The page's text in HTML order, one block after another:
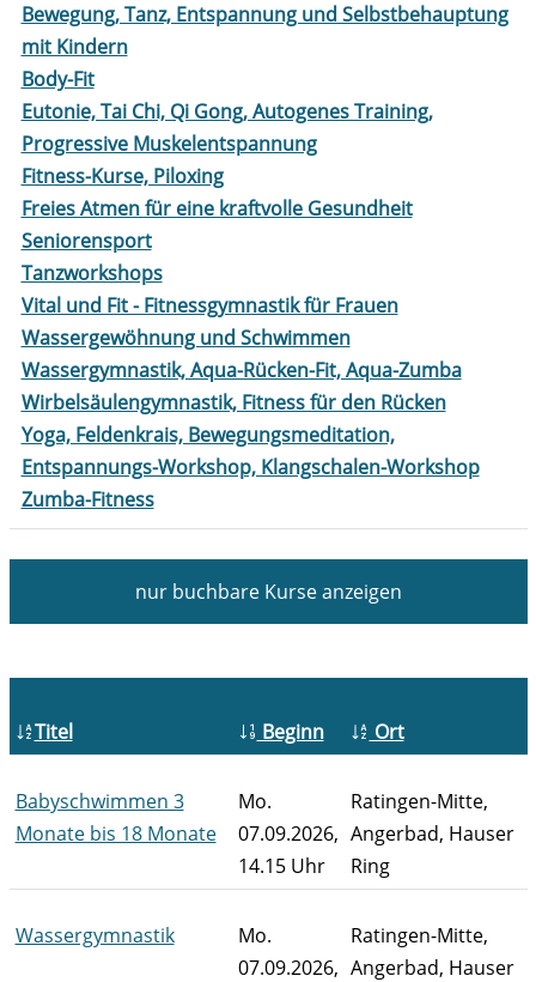
Bewegung, Tanz, Entspannung und Selbstbehauptung
mit Kindern
Body-Fit
Eutonie, Tai Chi, Qi Gong, Autogenes Training,
Progressive Muskelentspannung
Fitness-Kurse, Piloxing
Freies Atmen für eine kraftvolle Gesundheit
Seniorensport
Tanzworkshops
Vital und Fit - Fitnessgymnastik für Frauen
Wassergewöhnung und Schwimmen
Wassergymnastik, Aqua-Rücken-Fit, Aqua-Zumba
Wirbelsäulengymnastik, Fitness für den Rücken
Yoga, Feldenkrais, Bewegungsmeditation,
Entspannungs-Workshop, Klangschalen-Workshop
Zumba-Fitness
nur buchbareKurse anzeigen
Titel Beginn Ort
Babyschwimmen 3
Monate bis 18 Monate
Mo.
07.09.2026,
14.15 Uhr
Ratingen-Mitte,
Angerbad, Hauser
Ring
Wassergymnastik
Mo.
07.09.2026,
Ratingen-Mitte,
Angerbad, Hauser